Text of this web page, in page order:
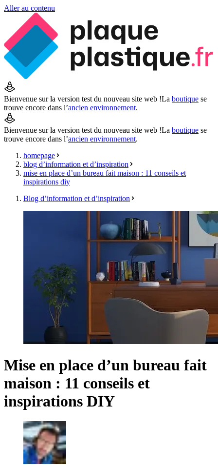
Aller au contenu
Bienvenue sur la version test du nouveau site web !La boutique se
trouve encore dans l’ancien environnement.
Bienvenue sur la version test du nouveau site web !La boutique se
trouve encore dans l’ancien environnement.
homepage
blog d’information et d’inspiration
mise en place d’un bureau fait maison : 11 conseils et
inspirations diy
Blog d’information et d’inspiration
Mise en place d’un bureau fait
maison : 11 conseils et
inspirations DIY